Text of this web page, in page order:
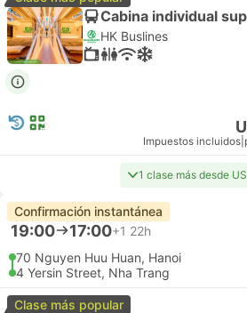
Cabina individual
HK Buslines
Impuestos incluidos
1 clase más desde
Confirmación instantánea
19:00 17:00+1 22h
70 Nguyen Huu Huan, Hanoi
4 Yersin Street, Nha Trang
Clase más popular